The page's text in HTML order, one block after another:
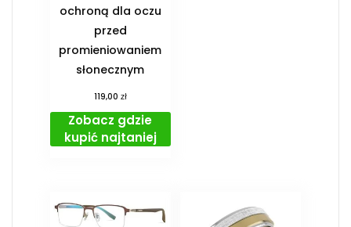
ochroną dla oczu
przed
promieniowaniem
słonecznym
119,00 zł
Zobacz gdzie
kupić najtaniej